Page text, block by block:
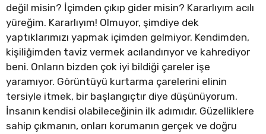
değil misin? İçimden çıkıp gider misin? Kararlıyım acılı
yüreğim. Kararlıyım! Olmuyor, şimdiye dek
yaptıklarımızı yapmak içimden gelmiyor. Kendimden,
kişiliğimden taviz vermek acılandırıyor ve kahrediyor
beni. Onların bizden çok iyi bildiği çareler işe
yaramıyor. Görüntüyü kurtarma çarelerini elinin
tersiyle itmek, bir başlangıçtır diye düşünüyorum.
İnsanın kendisi olabileceğinin ilk adımıdır. Güzelliklere
sahip çıkmanın, onları korumanın gerçek ve doğru